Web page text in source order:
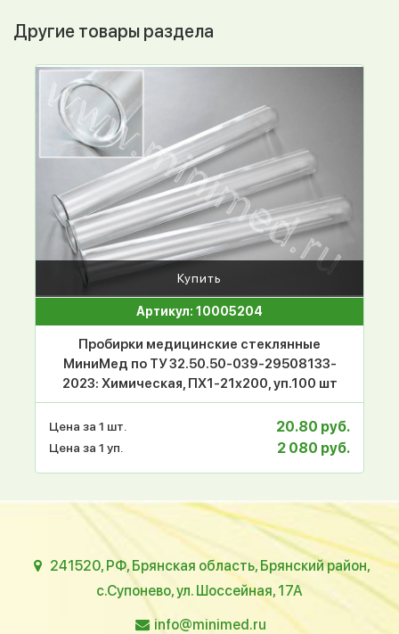
Другие товары раздела
Купить
Артикул: 10005204
Пробирки медицинские стеклянные
МиниМед по ТУ 32.50.50-039-29508133-
2023: Химическая, ПХ1-21х200, уп.100 шт
Цена за 1 шт. 20.80 руб.
Цена за 1 уп. 2 080 руб.
241520, РФ, Брянская область, Брянский район,
с.Супонево, ул. Шоссейная, 17А
info@minimed.ru